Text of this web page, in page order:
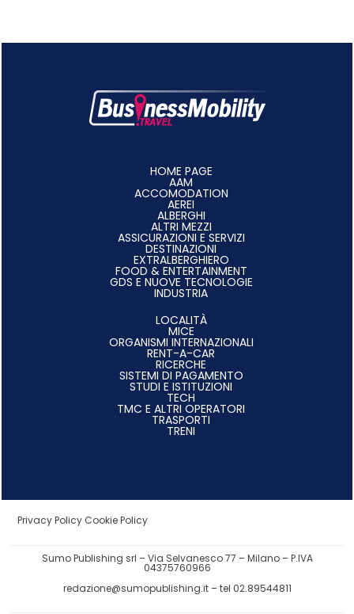
HOME PAGE
AAM
ACCOMODATION
AEREI
ALBERGHI
ALTRI MEZZI
ASSICURAZIONI E SERVIZI
DESTINAZIONI
EXTRALBERGHIERO
FOOD & ENTERTAINMENT
GDS E NUOVE TECNOLOGIE
INDUSTRIA
LOCALITÀ
MICE
ORGANISMI INTERNAZIONALI
RENT-A-CAR
RICERCHE
SISTEMI DI PAGAMENTO
STUDI E ISTITUZIONI
TECH
TMC E ALTRI OPERATORI
TRASPORTI
TRENI
Privacy Policy Cookie Policy
Sumo Publishing srl – Via Selvanesco 77 – Milano – P.IVA
04375760966
redazione@sumopublishing.it– tel 02.89544811